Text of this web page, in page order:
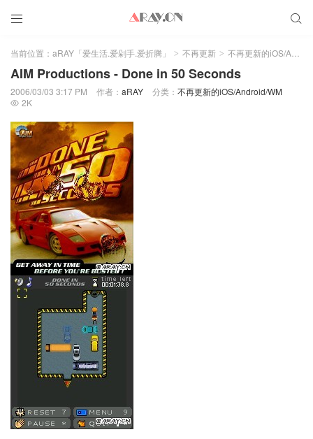
 
当前位置： aRAY「爱生活.爱剁手.爱折腾」 > 不再更新 > 不再更新的iOS/Android/WM
AIM Productions - Done in 50 Seconds
2006/03/03 3:17 PM 作者： aRAY 分类： 不再更新的iOS/Android/WM
 2K